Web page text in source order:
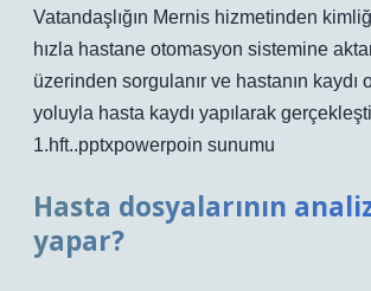
Vatandaşlığın Mernis hizmetinden
hızla hastane otomasyon sistemine
üzerinden sorgulanır ve hastanın kaydı
yoluyla hasta kaydı yapılarak
1.hft..pptxpowerpoin sunumu
Hasta dosyalarının
yapar?